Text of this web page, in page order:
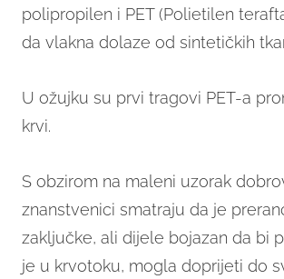
polipropilen i PET (Polietilen
da vlakna dolaze od sintetičkih
U ožujku su prvi tragovi PET-a
krvi.
S obzirom na maleni uzorak
znanstvenici smatraju da je
zaključke, ali dijele bojazan da bi
je u krvotoku, mogla doprijeti do